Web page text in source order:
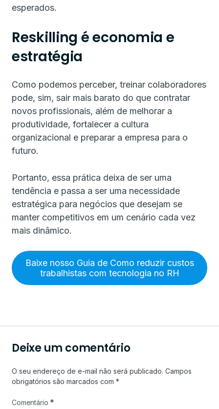
esperados.
Reskilling é economia e
estratégia
Como podemos perceber, treinar colaboradores
pode, sim, sair mais barato do que contratar
novos profissionais, além de melhorar a
produtividade, fortalecer a cultura
organizacional e preparar a empresa para o
futuro.
Portanto, essa prática deixa de ser uma
tendência e passa a ser uma necessidade
estratégica para negócios que desejam se
manter competitivos em um cenário cada vez
mais dinâmico.
Baixe nosso Guia de Como reduzir custos
trabalhistas com tecnologia no RH
Deixe um comentário
O seu endereço de e-mail não será publicado. Campos
obrigatórios são marcados com *
Comentário *